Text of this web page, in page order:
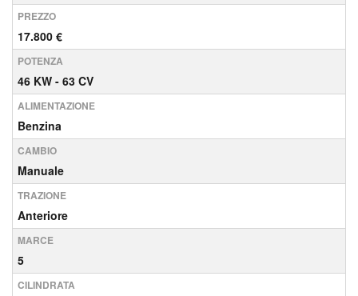
PREZZO
17.800 €
POTENZA
46 KW - 63 CV
ALIMENTAZIONE
Benzina
CAMBIO
Manuale
TRAZIONE
Anteriore
MARCE
5
CILINDRATA